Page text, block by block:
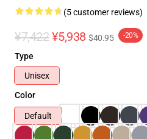
(5 customer reviews)
¥7,422 ¥5,938 $40.95 -20%
Type
Unisex
Color
Default